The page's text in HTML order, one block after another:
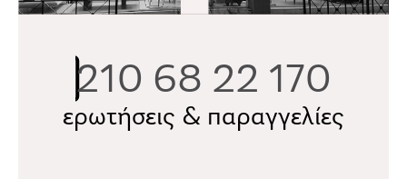
210 68 22 170
ερωτήσεις & παραγγελίες